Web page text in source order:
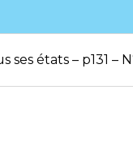
ses états – p131 –